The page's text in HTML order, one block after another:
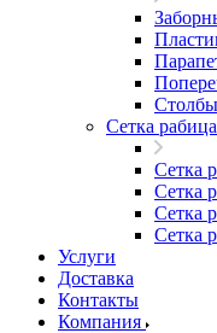
Столбы
Сетка рабица
Сетка
Сетка
Сетка
Сетка
Услуги
Доставка
Контакты
Компания